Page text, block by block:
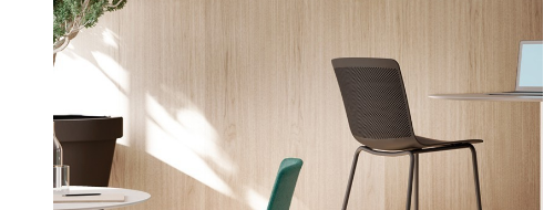
Silla Confidente Oficina
Very Express Haworth -
EXPRESS
82,00 €
41,00 €